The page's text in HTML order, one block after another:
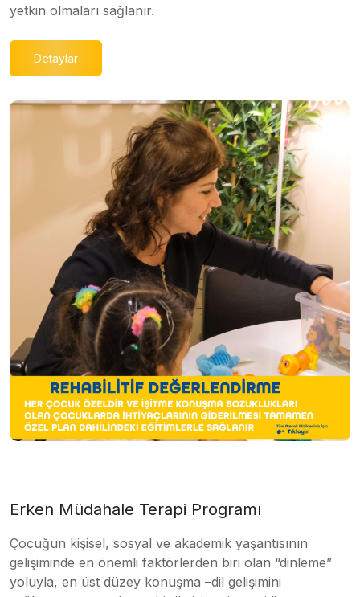
yetkin olmaları sağlanır.
Detaylar
Erken Müdahale Terapi Programı
Çocuğun kişisel, sosyal ve akademik yaşantısının
gelişiminde en önemli faktörlerden biri olan “dinleme”
yoluyla, en üst düzey konuşma –dil gelişimini